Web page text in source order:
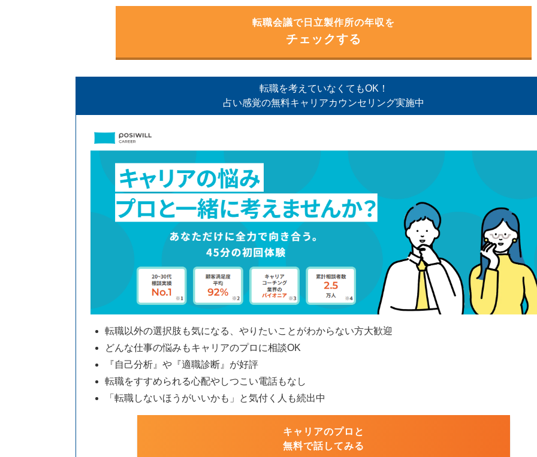
転職会議で日立製作所の年収を
チェックする
転職を考えていなくてもOK！
占い感覚の無料キャリアカウンセリング実施中
転職以外の選択肢も気になる、やりたいことがわからない方大歓迎
どんな仕事の悩みもキャリアのプロに相談OK
『自己分析』や『適職診断』が好評
転職をすすめられる心配やしつこい電話もなし
「転職しないほうがいいかも」と気付く人も続出中
キャリアのプロと
無料で話してみる